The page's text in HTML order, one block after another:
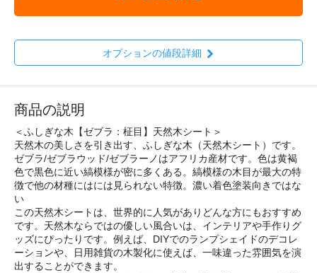
オプションの値段詳細
商品の説明
＜ふしぎな木【ゼブラ：柾目】天然木シート＞
天然木の美しさを引き出す、ふしぎな木（天然木シート）です。
ゼブラ/ゼブラウッド/ゼブラーノはアフリカ産材です。色は黄褐
色で黒色に近い縞模様が密に多くある。縞模様の木目が最大の特
徴で他の材種にはには見られない特徴。濃い着色塗装向きではな
い
この天然木シートは、世界的に人気がありどんな方にもおすすめ
です。天然木ならではの優しい風合いは、インテリアや手作りグ
ッズにぴったりです。例えば、DIYでのランプシェイドのデコレ
ーションや、日用雑貨の木製化に使えば、一味違った雰囲気を演
出することができます。